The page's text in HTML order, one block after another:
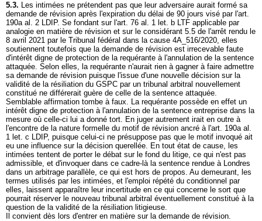
5.3. Les intimées ne prétendent pas que leur adversaire aurait formé sa
demande de révision après l'expiration du délai de 90 jours visé par l'art.
190a al. 2 LDIP. Se fondant sur l'art. 76 al. 1 let. b LTF applicable par
analogie en matière de révision et sur le considérant 5.5 de l'arrêt rendu le
8 avril 2021 par le Tribunal fédéral dans la cause 4A_516/2020, elles
soutiennent toutefois que la demande de révision est irrecevable faute
d'intérêt digne de protection de la requérante à l'annulation de la sentence
attaquée. Selon elles, la requérante n'aurait rien à gagner à faire admettre
sa demande de révision puisque l'issue d'une nouvelle décision sur la
validité de la résiliation du GSPC par un tribunal arbitral nouvellement
constitué ne différerait guère de celle de la sentence attaquée.
Semblable affirmation tombe à faux. La requérante possède en effet un
intérêt digne de protection à l'annulation de la sentence entreprise dans la
mesure où celle-ci lui a donné tort. En juger autrement irait en outre à
l'encontre de la nature formelle du motif de révision ancré à l'art. 190a al.
1 let. c LDIP, puisque celui-ci ne présuppose pas que le motif invoqué ait
eu une influence sur la décision querellée. En tout état de cause, les
intimées tentent de porter le débat sur le fond du litige, ce qui n'est pas
admissible, et d'invoquer dans ce cadre-là la sentence rendue à Londres
dans un arbitrage parallèle, ce qui est hors de propos. Au demeurant, les
termes utilisés par les intimées, et l'emploi répété du conditionnel par
elles, laissent apparaître leur incertitude en ce qui concerne le sort que
pourrait réserver le nouveau tribunal arbitral éventuellement constitué à la
question de la validité de la résiliation litigieuse.
Il convient dès lors d'entrer en matière sur la demande de révision.